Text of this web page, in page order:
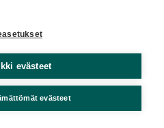
evästeet
evästeet
yhteistyöhön
↗
↗Anna palautetta